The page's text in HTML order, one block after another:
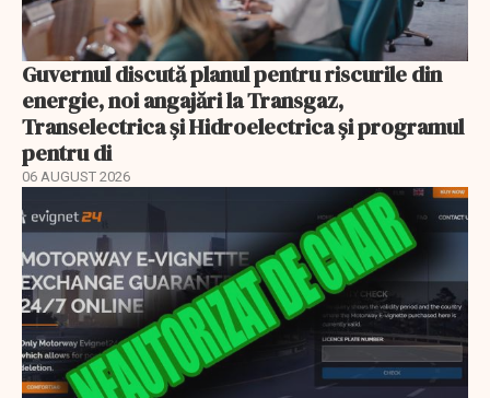
Guvernul discută planul pentru riscurile din
energie, noi angajări la Transgaz,
Transelectrica și Hidroelectrica și programul
pentru di
06 AUGUST 2026